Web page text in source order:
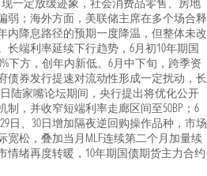
一定放缓迹象，社会消费品零售、房地
弱；海外方面，美联储主席在多个场合释
内降息路径的预期一度降温，但整体未改
端利率延续下行趋势，6月初10年期国
下方，创年内新低。6月中下旬，跨季资
债券发行提速对流动性形成一定扰动，长
陆家嘴论坛期间，央行提出将优化公开
，并收窄短端利率走廊区间至50BP；6
日、30日增加隔夜逆回购操作品种，市场
松，叠加当月MLF连续第二个月加量续
情绪再度转暖，10年期国债期货主力合约